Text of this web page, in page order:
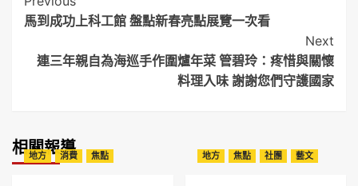
Navigation
馬到成功上科工館 盤點新春亮點展覽一次看
Next
連三年親自為海巡手作圍爐年菜 管碧玲：疼惜與關懷
料理入味 謝謝您們守護國家
相關報導
地方 消費 焦點 地方 焦點 社團 藝文